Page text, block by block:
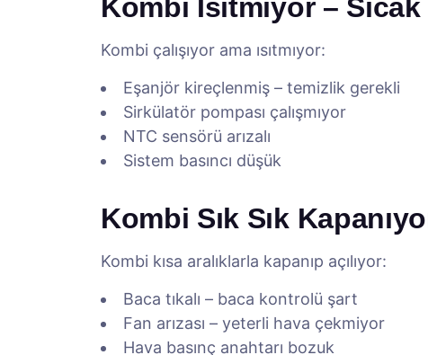
Kombi Isıtmıyor –
Kombi çalışıyor ama ısıtmıyor:
Eşanjör kireçlenmiş – temizlik gerekli
Sirkülatör pompası çalışmıyor
NTC sensörü arızalı
Sistem basıncı düşük
Kombi Sık Sık
Kombi kısa aralıklarla kapanıp açılıyor:
Baca tıkalı – baca kontrolü şart
Fan arızası – yeterli hava çekmiyor
Hava basınç anahtarı bozuk